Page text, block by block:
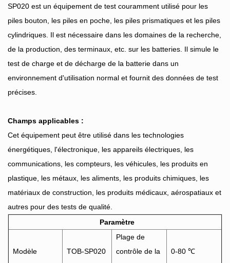
SP020 est un équipement de test couramment utilisé pour les
piles bouton, les piles en poche, les piles prismatiques et les piles
cylindriques. Il est nécessaire dans les domaines de la recherche,
de la production, des terminaux, etc. sur les batteries. Il simule le
test de charge et de décharge de la batterie dans un
environnement d'utilisation normal et fournit des données de test
précises.
Champs applicables :
Cet équipement peut être utilisé dans les technologies
énergétiques, l'électronique, les appareils électriques, les
communications, les compteurs, les véhicules, les produits en
plastique, les métaux, les aliments, les produits chimiques, les
matériaux de construction, les produits médicaux, aérospatiaux et
autres pour des tests de qualité.
Paramètre
Modèle TOB-SP020
Plage de
contrôle de la
0-80 ℃